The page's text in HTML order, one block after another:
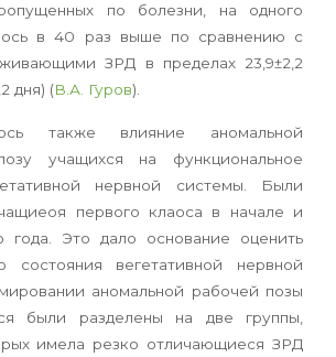
по болезни, на одного
в 40 раз выше по сравнению с
ЗРД в пределах 23,9±2,2
дня) (В.А. Гуров).
также влияние аномальной
учащихся на функциональное
нервной системы. Были
первого клаоса в начале и
года. Это дало основание оценить
состояния вегетативной нервной
аномальной рабочей позы
были разделены на две группы,
имела резко отличающиеся ЗРД